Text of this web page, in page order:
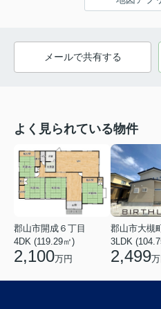
メールで共有する
よく見られている物件
郡山市開成６丁目
4DK (119.29㎡)
2,100万円
3LDK
2,499